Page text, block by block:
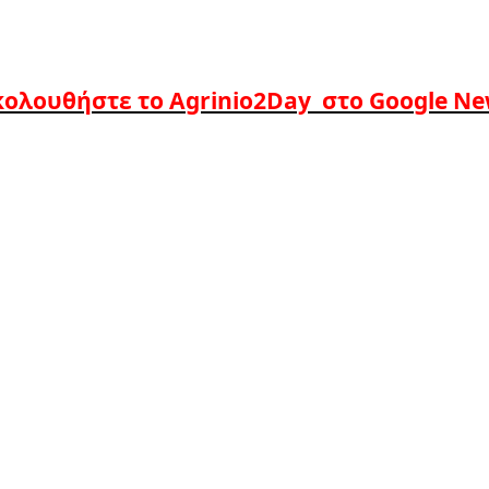
το Agrinio2Day στο Google